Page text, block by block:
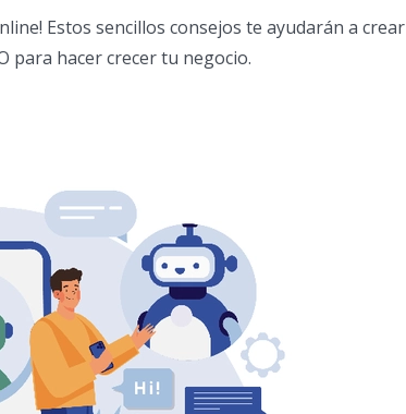
Estos sencillos consejos te ayudarán a crear
para hacer crecer tu negocio.